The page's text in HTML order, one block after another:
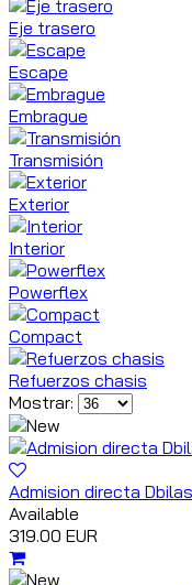
Eje trasero
Escape
Embrague
Transmisión
Exterior
Interior
Powerflex
Compact
Refuerzos chasis
Mostrar:
Admision directa Dbilas
Available
319.00 EUR